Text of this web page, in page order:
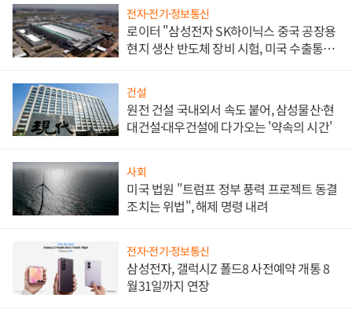
전자·전기·정보통신
로이터 "삼성전자 SK하이닉스 중국 공장용
현지 생산 반도체 장비 시험, 미국 수출통제
건설
원전 건설 국내외서 속도 붙어, 삼성물산·현
대건설·대우건설에 다가오는 '약속의 시간'
사회
미국 법원 "트럼프 정부 풍력 프로젝트 동결
조치는 위법", 해제 명령 내려
전자·전기·정보통신
삼성전자, 갤럭시Z 폴드8 사전예약 개통 8
월31일까지 연장